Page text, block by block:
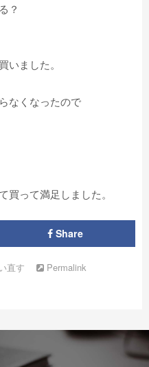
？
いました。
なくなったので
買って満足しました。
Share
直す Permalink